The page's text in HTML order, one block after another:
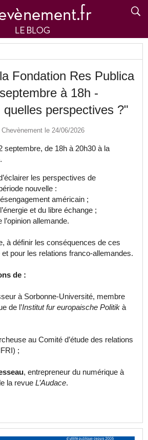
Fondation Res Publica
à 18h -
perspectives ?"
le 24/06/2026
septembre, de 18h à 20h30 à la
les perspectives de
nouvelle :
américain ;
et du libre échange ;
l’opinion allemande.
à définir les conséquences de ces
pour les relations franco-allemandes.
de :
à Sorbonne-Université, membre
de l’Institut fur europaische Politik à
au Comité d’étude des relations
;
, entrepreneur du numérique à
la revue L’Audace.